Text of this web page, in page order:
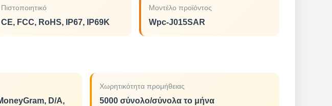
Πιστοποιητικό
CE, FCC, RoHS, IP67, IP69K
Μοντέλο προϊόντος
Wpc-J015SAR
D/A,
Χωρητικότητα προμήθειας
5000 σύνολο/σύνολα το μήνα